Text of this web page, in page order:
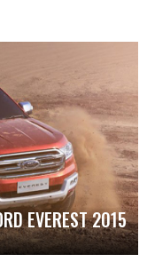
EVEREST 2015